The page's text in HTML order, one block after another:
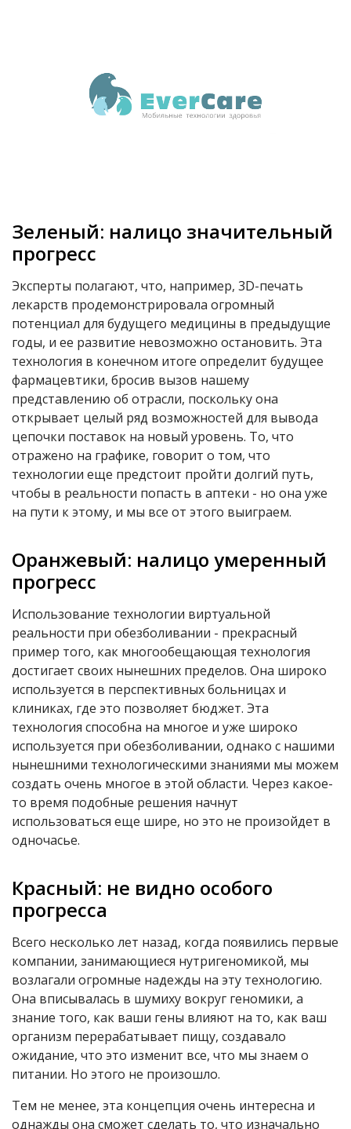
Зеленый: налицо значительный
прогресс
Эксперты полагают, что, например, 3D-печать
лекарств продемонстрировала огромный
потенциал для будущего медицины в предыдущие
годы, и ее развитие невозможно остановить. Эта
технология в конечном итоге определит будущее
фармацевтики, бросив вызов нашему
представлению об отрасли, поскольку она
открывает целый ряд возможностей для вывода
цепочки поставок на новый уровень. То, что
отражено на графике, говорит о том, что
технологии еще предстоит пройти долгий путь,
чтобы в реальности попасть в аптеки - но она уже
на пути к этому, и мы все от этого выиграем.
Оранжевый: налицо умеренный
прогресс
Использование технологии виртуальной
реальности при обезболивании - прекрасный
пример того, как многообещающая технология
достигает своих нынешних пределов. Она широко
используется в перспективных больницах и
клиниках, где это позволяет бюджет. Эта
технология способна на многое и уже широко
используется при обезболивании, однако с нашими
нынешними технологическими знаниями мы можем
создать очень многое в этой области. Через какое-
то время подобные решения начнут
использоваться еще шире, но это не произойдет в
одночасье.
Красный: не видно особого
прогресса
Всего несколько лет назад, когда появились первые
компании, занимающиеся нутригеномикой, мы
возлагали огромные надежды на эту технологию.
Она вписывалась в шумиху вокруг геномики, а
знание того, как ваши гены влияют на то, как ваш
организм перерабатывает пищу, создавало
ожидание, что это изменит все, что мы знаем о
питании. Но этого не произошло.
Тем не менее, эта концепция очень интересна и
однажды она сможет сделать то, что изначально